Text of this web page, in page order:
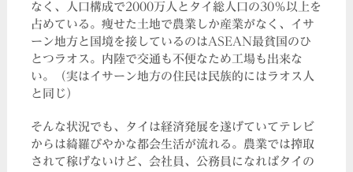
なく、人口構成で2000万人とタイ総人口の30％以上を
占めている。痩せた土地で農業しか産業がなく、イサ
ーン地方と国境を接しているのはASEAN最貧国のひ
とつラオス。内陸で交通も不便なため工場も出来な
い。（実はイサーン地方の住民は民族的にはラオス人
と同じ）
そんな状況でも、タイは経済発展を遂げていてテレビ
からは綺羅びやかな都会生活が流れる。農業では搾取
されて稼げないけど、会社員、公務員になればタイの